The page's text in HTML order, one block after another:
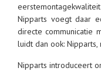
Nipparts voegt daar
directe communicatie
luidt dan ook: Nipparts,
Nipparts introduceert